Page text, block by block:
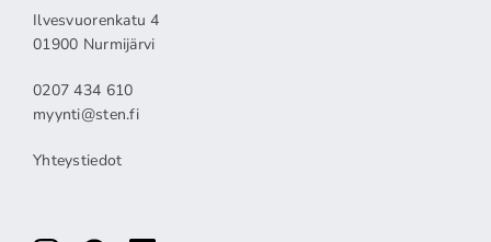
Ilvesvuorenkatu 4
01900 Nurmijärvi
0207 434 610
myynti@sten.fi
Yhteystiedot